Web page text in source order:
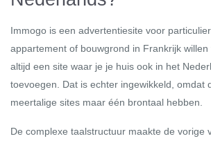
Immogo is een advertentiesite voor
appartement of bouwgrond in Frankrijk
altijd een site waar je je huis ook in het
toevoegen. Dat is echter ingewikkeld, omdat
meertalige sites maar één brontaal hebben.
De complexe taalstructuur maakte de vorige